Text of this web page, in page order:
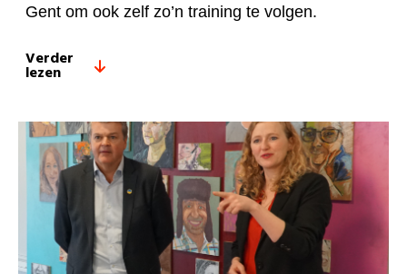
Gent om ook zelf zo’n training te volgen.
Verder
lezen